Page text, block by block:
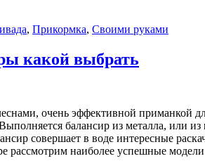
, Прикормка, Своими руками
какой выбрать
очень эффективной приманкой
балансир из металла, или
совершает в воде интересные
наиболее успешные